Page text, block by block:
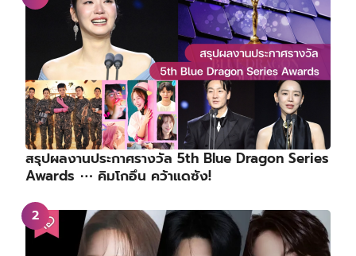
สรุปผลงานประกาศรางวัล 5th Blue Dragon Series
Awards ⋯ คิมโกอึน คว้าแดซัง!